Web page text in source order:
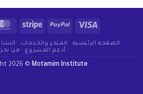
الصفحة الرئيسية المتجر والخدمات
أدعم المشروع
من
2026 © Motamim Institute